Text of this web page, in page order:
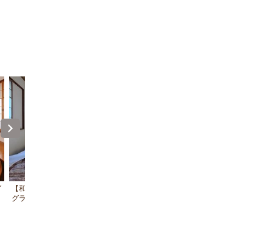
【和室8畳】プロジェクター付シーリン
グライト【Aladdin X2】